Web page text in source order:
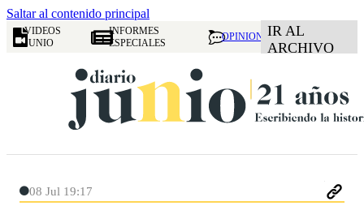
Saltar al contenido principal
VIDEOS
JUNIO
INFORMES
ESPECIALES
OPINION IR AL
ARCHIVO
08 Jul 19:17